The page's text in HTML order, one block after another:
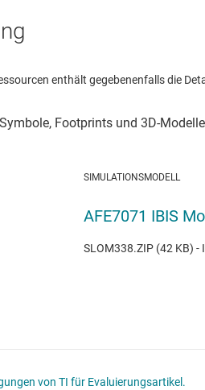
enthält gegebenenfalls die
SIMULATIONSMODELL
AFE7071 IBIS
SLOM338.ZIP (42 KB) -
von TI für Evaluierungsartikel.